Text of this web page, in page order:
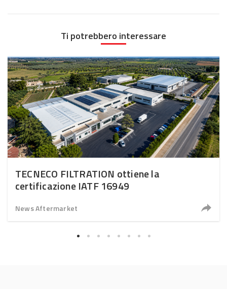
Ti potrebbero interessare
TECNECO FILTRATION ottiene la
certificazione IATF 16949
News Aftermarket